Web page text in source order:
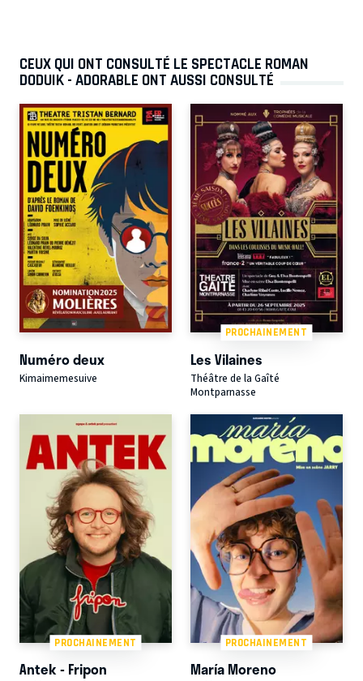
CEUX QUI ONT CONSULTÉ LE SPECTACLE ROMAN
DODUIK - ADORABLE ONT AUSSI CONSULTÉ
Numéro deux
Kimaimemesuive
PROCHAINEMENT
Les Vilaines
Théâtre de la Gaîté
Montparnasse
PROCHAINEMENT
Antek - Fripon
PROCHAINEMENT
María Moreno